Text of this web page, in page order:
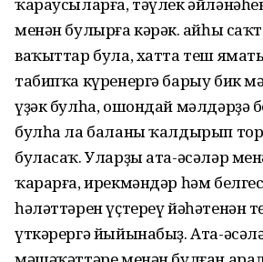
менән булырға кәрәк. Ҡайһы
ваҡыттар була, хатта теш
табипҡа күренергә барыу бик
үҙәк булһа, ошондай мәлдәрҙә
булһа ла баланы ҡалдырып
буласаҡ. Уларҙы ата-әсәләр
ҡарарға, ирекмәндәр һәм
һәләттәрен үҫтереү йәһәтенән
үткәрергә йыйынабыҙ. Ата-